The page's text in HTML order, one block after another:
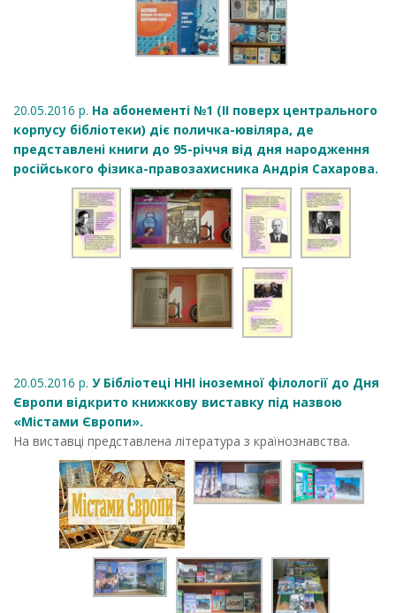
20.05.2016 р. На абонементі №1 (ІІ поверх центрального
корпусу бібліотеки) діє поличка-ювіляра, де
представлені книги до 95-річчя від дня народження
російського фізика-правозахисника Андрія Сахарова.
20.05.2016 р. У Бібліотеці ННІ іноземної філології до Дня
Європи відкрито книжкову виставку під назвою
«Містами Європи».
На виставці представлена література з країнознавства.